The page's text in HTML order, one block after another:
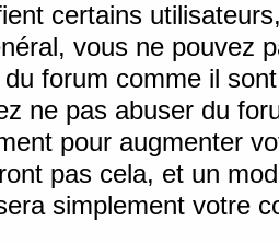
certains
vous ne pouvez
forum comme il
ne pas abuser du
pour augmenter
pas cela, et un
simplement votre